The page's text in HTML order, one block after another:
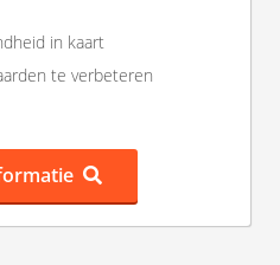
in kaart
te verbeteren